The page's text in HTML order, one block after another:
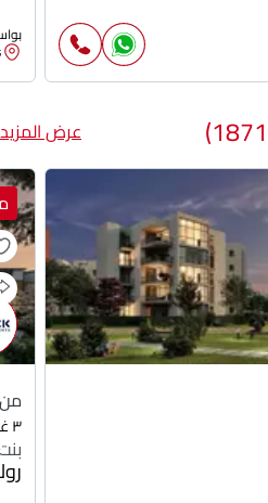
عرض المزيد
من
٣ غرفة نوم